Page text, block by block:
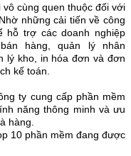
vô cùng quen thuộc đối với
những cải tiến về công
hỗ trợ các doanh nghiệp
hàng, quản lý nhân
lý kho, in hóa đơn và đơn
kế toán.
ty cung cấp phần mềm
năng thông minh và ưu
hàng.
10 phần mềm đang được